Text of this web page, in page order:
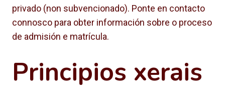
privado (non subvencionado). Ponte en contacto
connosco para obter información sobre o proceso
de admisión e matrícula.
Principios xerais